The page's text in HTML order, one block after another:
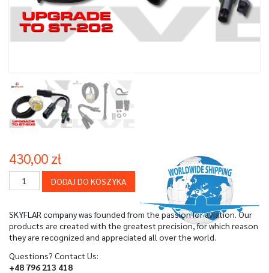
430,00 zł
ilość
ZESTAW
ROZBUDOWY
ST-
201
WHITE
DO
ST-
DODAJ DO KOSZYKA
SKYFLAR company was founded from the passion for aviation. Our
products are created with the greatest precision, for which reason
they are recognized and appreciated all over the world.
Questions? Contact Us:
+48 796 213 418